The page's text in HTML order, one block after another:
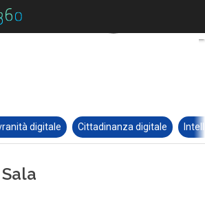
digitale Cittadinanza digitale